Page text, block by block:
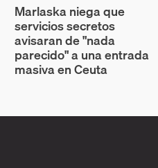
Marlaska niega que
servicios secretos
avisaran de "nada
parecido" a una entrada
masiva en Ceuta